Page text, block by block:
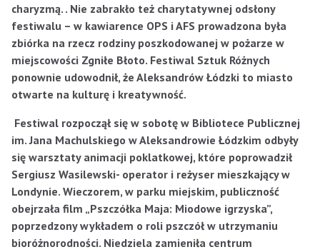
charyzmą. . Nie zabrakło też charytatywnej odsłony
festiwalu – w kawiarence OPS i AFS prowadzona była
zbiórka na rzecz rodziny poszkodowanej w pożarze w
miejscowości Zgniłe Błoto. Festiwal Sztuk Różnych
ponownie udowodnił, że Aleksandrów Łódzki to miasto
otwarte na kulturę i kreatywność.
Festiwal rozpoczął się w sobotę w Bibliotece Publicznej
im. Jana Machulskiego w Aleksandrowie Łódzkim odbyły
się warsztaty animacji poklatkowej, które poprowadził
Sergiusz Wasilewski- operator i reżyser mieszkający w
Londynie. Wieczorem, w parku miejskim, publiczność
obejrzała film „Pszczółka Maja: Miodowe igrzyska”,
poprzedzony wykładem o roli pszczół w utrzymaniu
bioróżnorodności. Niedziela zamieniła centrum